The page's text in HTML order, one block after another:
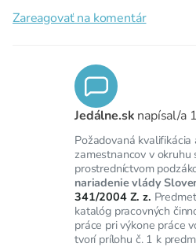
Zareagovať na komentár
Jedálne.sk napísal/a
Požadovaná
zamestnancov v
prostredníctvom
nariadenie vlády
341/2004 Z. z.
katalóg pracovných
práce pri výkone práce
tvorí prílohu č. 1 k